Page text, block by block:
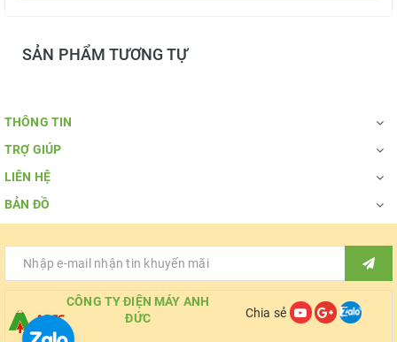
SẢN PHẨM TƯƠNG TỰ
THÔNG TIN
TRỢ GIÚP
LIÊN HỆ
BẢN ĐỒ
CÔNG TY ĐIỆN MÁY ANH
ĐỨC
Chia sẻ